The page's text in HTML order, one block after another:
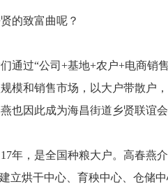
的致富曲呢？
过“公司+基地+农户+电商销
模和销售市场，以大户带散户
也因此成为海昌街道乡贤联谊
，是全国种粮大户。高春燕
立烘干中心、育秧中心、仓储